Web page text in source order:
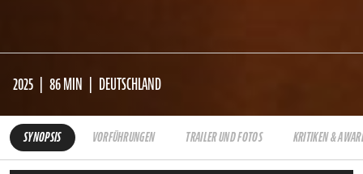
2025 86 MIN DEUTSCHLAND
SYNOPSIS VORFÜHRUNGEN TRAILER UND FOTOS KRITIKEN &